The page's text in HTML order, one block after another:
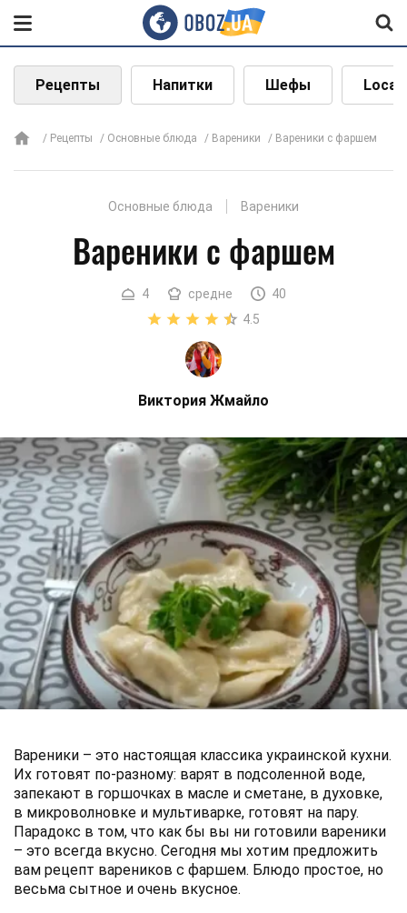
Рецепты Напитки Шефы Local
Рецепты Основные блюда Вареники Вареники с фаршем
Основные блюда Вареники
Вареники с фаршем
4 средне
40
4.5
Виктория Жмайло
Вареники – это настоящая классика украинской кухни.
Их готовят по-разному: варят в подсоленной воде,
запекают в горшочках в масле и сметане, в духовке,
в микроволновке и мультиварке, готовят на пару.
Парадокс в том, что как бы вы ни готовили вареники
– это всегда вкусно. Сегодня мы хотим предложить
вам рецепт вареников с фаршем. Блюдо простое, но
весьма сытное и очень вкусное.